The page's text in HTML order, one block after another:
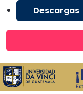
Descargas